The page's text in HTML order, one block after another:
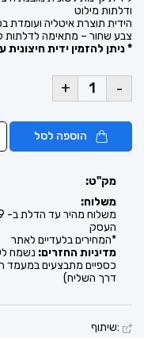
ודלתות מילוט
הידית תוצרת איטליה ועומדת
צבע שחור – מתאימה לדלתות
* ניתן להזמין ידית
-
+
הוספה לסל
מק"ט:
משלוח:
העסק
*המחירים בלעדיים לאתר
מדיניות החזרים: נשמח
כספיים מתבצעים במעמד
דרך השליח)
:שיתוף